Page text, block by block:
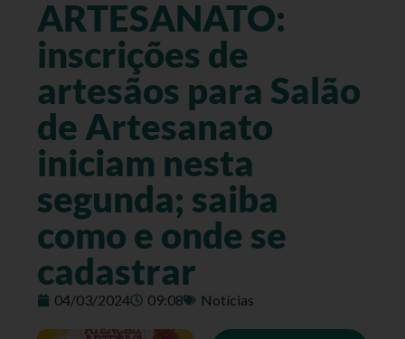
ARTESANATO:
inscrições de
artesãos para Salão
de Artesanato
iniciam nesta
segunda; saiba
como e onde se
cadastrar
04/03/2024 09:08 Notícias